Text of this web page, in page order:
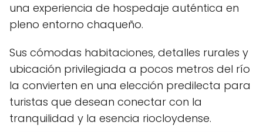
una experiencia de hospedaje auténtica en
pleno entorno chaqueño.
Sus cómodas habitaciones, detalles rurales y
ubicación privilegiada a pocos metros del río
la convierten en una elección predilecta para
turistas que desean conectar con la
tranquilidad y la esencia riocloydense.